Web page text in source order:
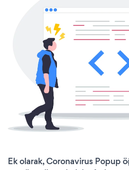
Ek olarak, Coronavirus Popup